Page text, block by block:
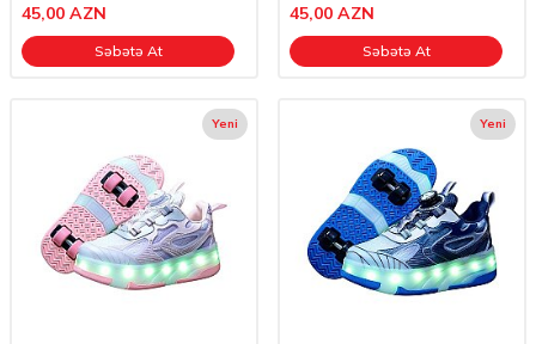
45,00 AZN
Səbətə At
45,00 AZN
Səbətə At
Yeni Yeni